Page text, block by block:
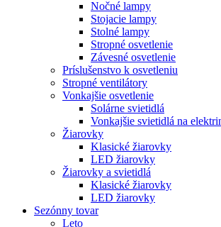
Nočné lampy
Stojacie lampy
Stolné lampy
Stropné osvetlenie
Závesné osvetlenie
Príslušenstvo k osvetleniu
Stropné ventilátory
Vonkajšie osvetlenie
Solárne svietidlá
Vonkajšie svietidlá na
Žiarovky
Klasické žiarovky
LED žiarovky
Žiarovky a svietidlá
Klasické žiarovky
LED žiarovky
Sezónny tovar
Leto